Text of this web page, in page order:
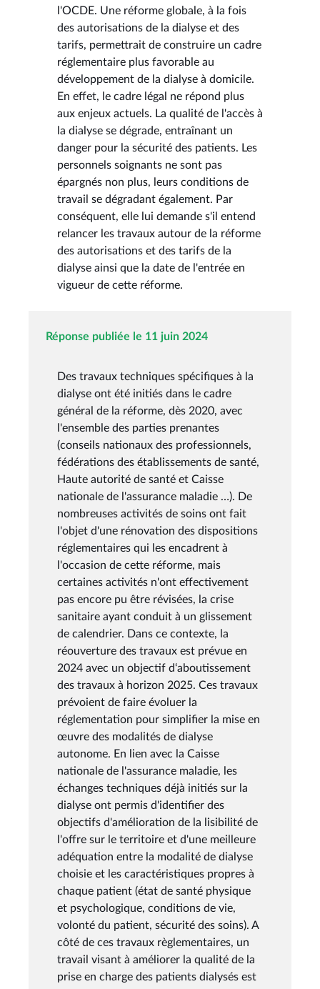
l'OCDE. Une réforme globale, à la fois
des autorisations de la dialyse et des
tarifs, permettrait de construire un cadre
réglementaire plus favorable au
développement de la dialyse à domicile.
En effet, le cadre légal ne répond plus
aux enjeux actuels. La qualité de l'accès à
la dialyse se dégrade, entraînant un
danger pour la sécurité des patients. Les
personnels soignants ne sont pas
épargnés non plus, leurs conditions de
travail se dégradant également. Par
conséquent, elle lui demande s'il entend
relancer les travaux autour de la réforme
des autorisations et des tarifs de la
dialyse ainsi que la date de l'entrée en
vigueur de cette réforme.
Réponse publiée le 11 juin 2024
Des travaux techniques spécifiques à la
dialyse ont été initiés dans le cadre
général de la réforme, dès 2020, avec
l'ensemble des parties prenantes
(conseils nationaux des professionnels,
fédérations des établissements de santé,
Haute autorité de santé et Caisse
nationale de l'assurance maladie …). De
nombreuses activités de soins ont fait
l'objet d'une rénovation des dispositions
réglementaires qui les encadrent à
l'occasion de cette réforme, mais
certaines activités n'ont effectivement
pas encore pu être révisées, la crise
sanitaire ayant conduit à un glissement
de calendrier. Dans ce contexte, la
réouverture des travaux est prévue en
2024 avec un objectif d‘aboutissement
des travaux à horizon 2025. Ces travaux
prévoient de faire évoluer la
réglementation pour simplifier la mise en
œuvre des modalités de dialyse
autonome. En lien avec la Caisse
nationale de l'assurance maladie, les
échanges techniques déjà initiés sur la
dialyse ont permis d'identifier des
objectifs d'amélioration de la lisibilité de
l'offre sur le territoire et d'une meilleure
adéquation entre la modalité de dialyse
choisie et les caractéristiques propres à
chaque patient (état de santé physique
et psychologique, conditions de vie,
volonté du patient, sécurité des soins). A
côté de ces travaux règlementaires, un
travail visant à améliorer la qualité de la
prise en charge des patients dialysés est